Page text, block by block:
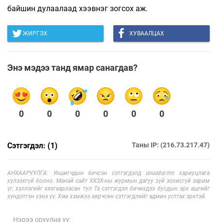
байшин дулаалаад хээвнэг зогсох аж.
ЖИРГЭХ ХУВААЛЦАХ
Энэ мэдээ танд ямар санагдав?
0 0 0 0 0 0
Сэтгэгдэл: (1) Таны IP: (216.73.217.47)
АНХААРУУЛГА: Уншигчдын бичсэн сэтгэгдэлд unuudur.mn хариуцлага
хүлээхгүй болно. Манай сайт ХХЗХ-ны журмын дагуу зүй зохисгүй зарим
үг, хэллэгийг хязгаарласан тул Та сэтгэгдэл бичихдээ бусдын эрх ашгийг
хүндэтгэн үзнэ үү. Хэм хэмжээ зөрчсөн сэтгэгдлийг админ устгах эрхтэй.